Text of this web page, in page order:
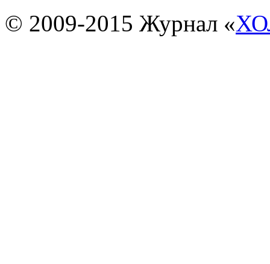
© 2009-2015 Журнал «